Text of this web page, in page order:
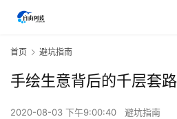
首页 避坑指南
手绘生意背后的千层套路
2020-08-03 下午9:00:40 避坑指南